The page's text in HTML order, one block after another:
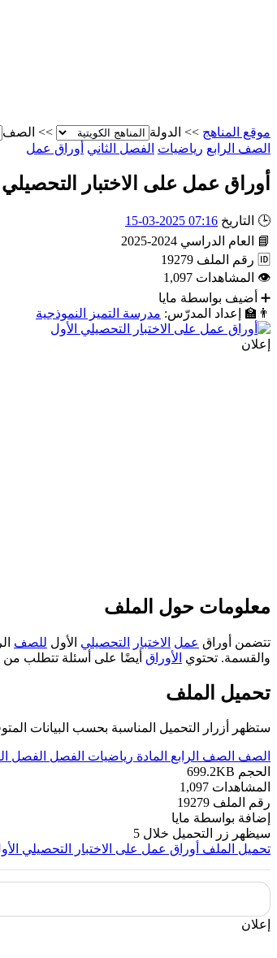
موقع المناهج >> الدولة >> الصف
الصف الرابع رياضيات الفصل الثاني أوراق عمل
أوراق عمل على الاختبار التحصيلي
🕒 التاريخ 07:16 2025-03-15
📘
العام الدراسي 2024-2025
🆔 رقم الملف 19279
👁 المشاهدات 1,097
➕ أضيف بواسطة مايا
👨‍🏫
إعداد المدرّس: مدرسة التميز النموذجية
إعلان
معلومات حول الملف
تتضمن أوراق عمل الاختبار التحصيلي الأول للصف
والقسمة. تحتوي الأوراق أيضًا على أسئلة تتطلب من
تحميل الملف
ستظهر أزرار التحميل المناسبة بحسب البيانات
الصف الصف الرابع المادة رياضيات الفصل الفصل
الحجم 699.2KB
المشاهدات 1,097
رقم الملف 19279
إضافة بواسطة مايا
سيظهر زر التحميل خلال 5
تحميل الملف أوراق عمل على الاختبار التحصيلي
إعلان